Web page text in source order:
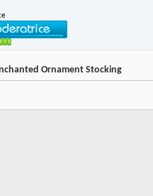
Ornament Stocking